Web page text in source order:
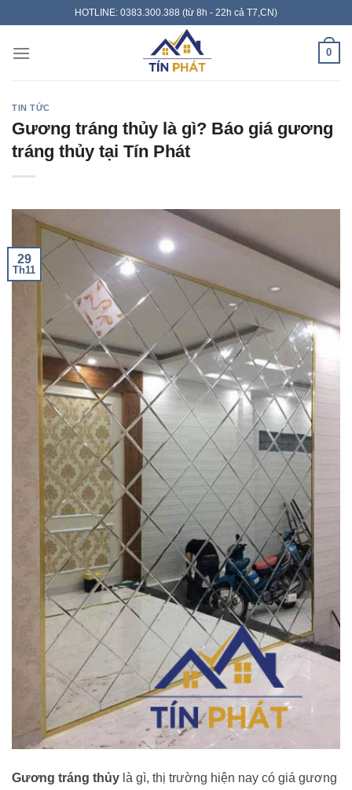
to
content
HOTLINE: 0383.300.388 (từ 8h - 22h cả T7,CN)
0
TIN TỨC
Gương tráng thủy là gì? Báo giá gương
tráng thủy tại Tín Phát
29
Th11
Gương tráng thủy là gì, thị trường hiện nay có giá gương